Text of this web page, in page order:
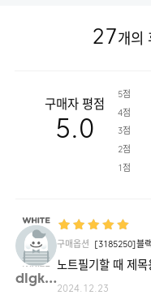
27개의
구매자 평점
5.0
5점
4점
3점
2점
1점
dlgks**
구매옵션 [3185250]블랙
노트필기할 때 제
2024.12.23